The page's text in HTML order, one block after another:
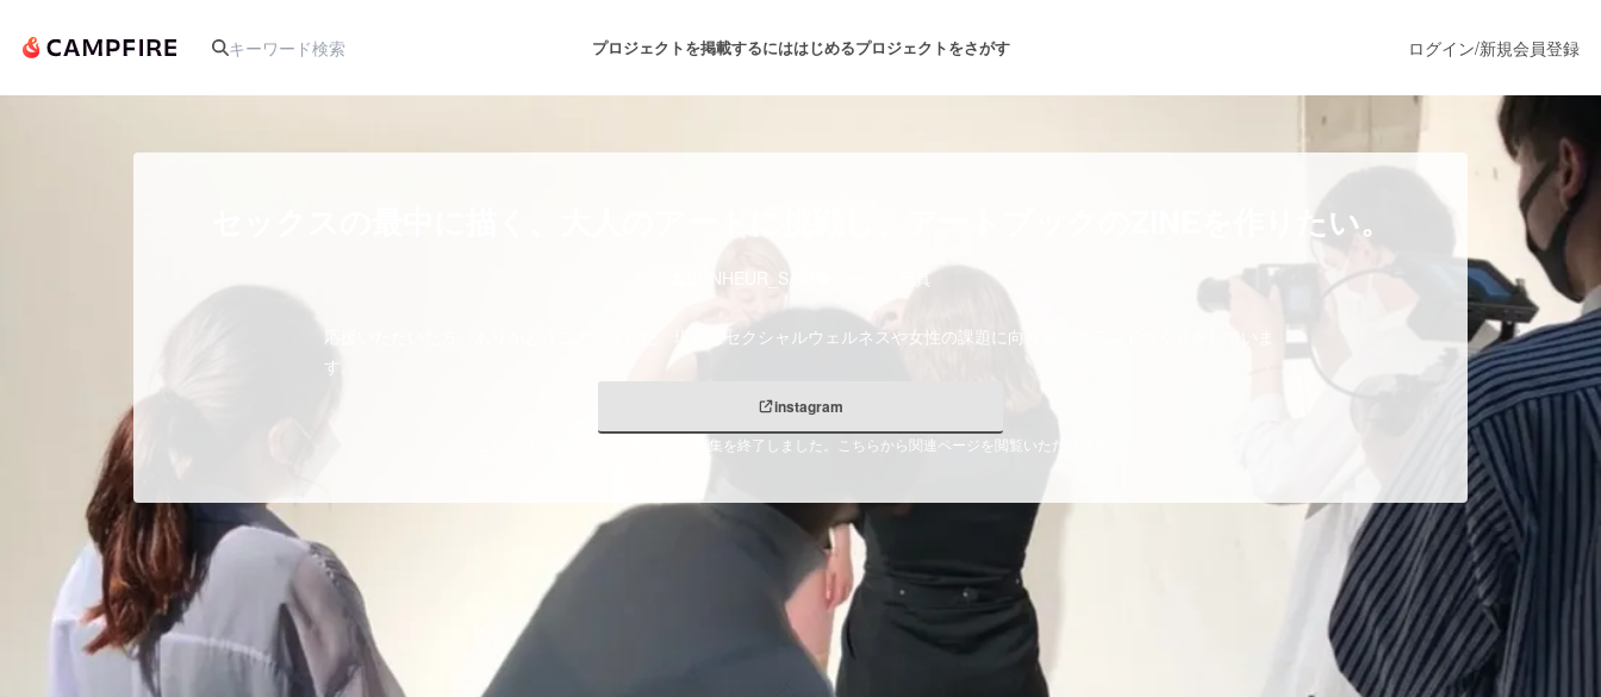
プロジェクトを掲載するにははじめるプロジェクトをさがす
アート・写真 舞台・パフォーマンス プロダクト
テクノロジー・ガジェット ゲーム・サービス開発 ファッション
映像・映画
ビューティー・ヘルスケア
まちづくり・地域活性化
CAMPFIRE for Social Good
CAMPFIRE Creation
CAMPFIREふるさと納税machi-ya
ログイン/新規会員登録
セックスの最中に描く、大人のアートに挑戦し、アートブックのZINEを作りたい。
BONHEUR_SAKI アート・写真
応援いただいた方、ありがとうございました。現在はセクシャルウェルネスや女性の課題に向き合うブランドづくりをしていま
す。
instagram
このプロジェクトは2019/02/28に募集を終了しました。こちらから関連ページを閲覧いただけます。